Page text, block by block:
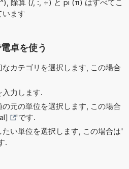
除算 (/, :, ÷) と pi (π) はすべてこ
います
卓を使う
カテゴリを選択します, この場合
力します.
元の単位を選択します, この場合
'です.
い単位を選択します, この場合は'
.